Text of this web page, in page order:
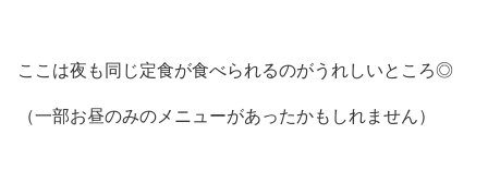
ここは夜も同じ定食が食べられるのがうれしいところ◎
（一部お昼のみのメニューがあったかもしれません）